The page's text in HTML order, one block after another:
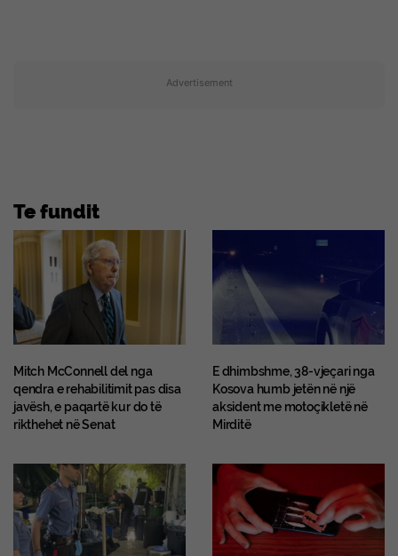
Advertisement
Te fundit
Mitch McConnell del nga
qendra e rehabilitimit pas disa
javësh, e paqartë kur do të
rikthehet në Senat
E dhimbshme, 38-vjeçari nga
Kosova humb jetën në një
aksident me motoçikletë në
Mirditë